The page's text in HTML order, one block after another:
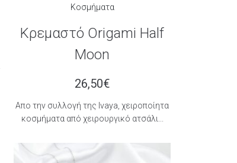
Κοσμήματα
Κρεμαστό Origami Half
Moon
26,50€
Aπο την συλλογή της Ιvaya, χειροποίητα
κοσμήματα από χειρουργικό ατσάλι...